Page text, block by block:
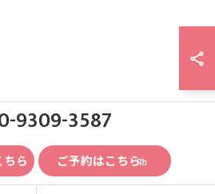
9309-3587
ら ご予約はこちら